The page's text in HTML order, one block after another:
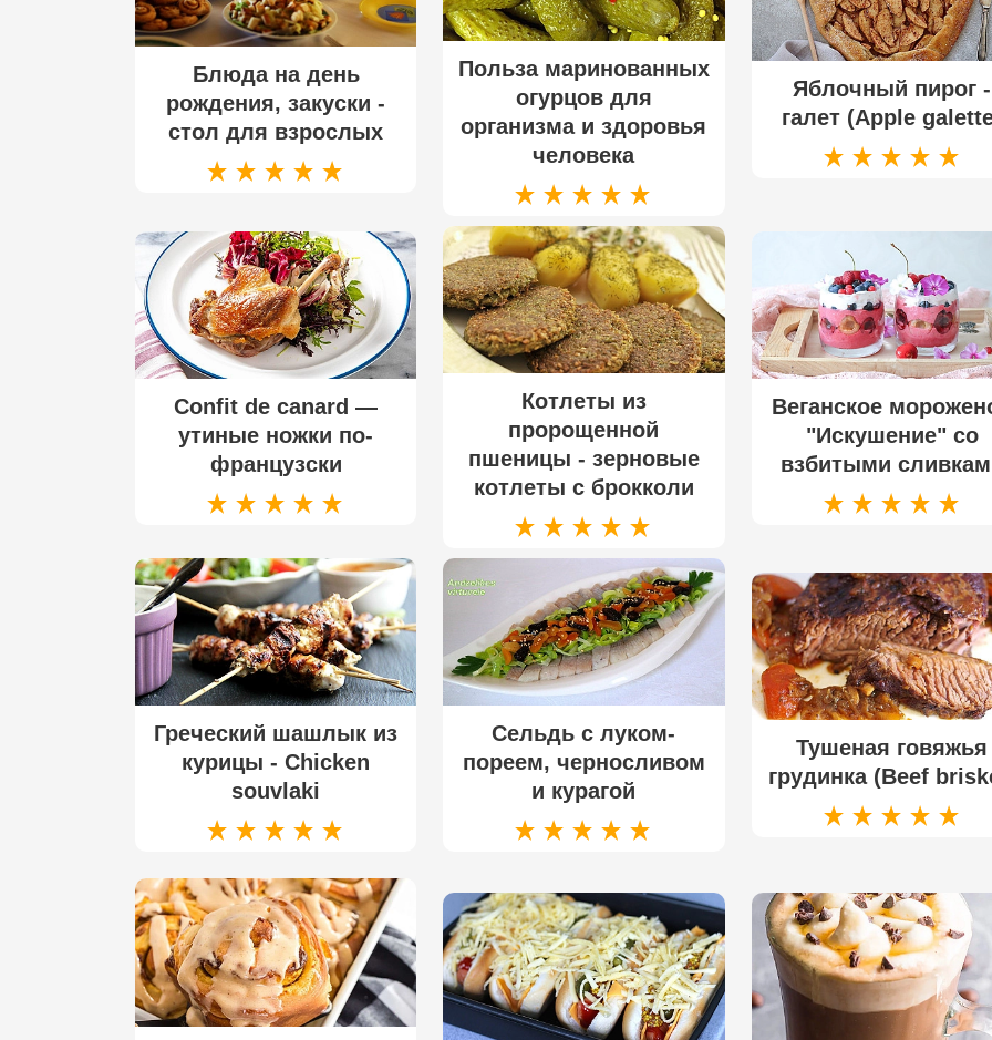
Блюда на день
рождения, закуски -
стол для взрослых
Польза маринованных
огурцов для
организма и здоровья
человека
Яблочный пирог -
галет (Apple
Confit de canard —
утиные ножки по-
французски
Котлеты из
пророщенной
пшеницы - зерновые
котлеты с брокколи
Веганское
"Искушение" со
взбитыми
Греческий шашлык из
курицы - Chicken
souvlaki
Сельдь с луком-
пореем, черносливом
и курагой
Тушеная говяжья
грудинка (Beef